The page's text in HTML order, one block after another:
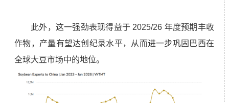
此外，这一强劲表现得益于 2025/26 年度预期丰收
作物，产量有望达创纪录水平，从而进一步巩固巴西在
全球大豆市场中的地位。